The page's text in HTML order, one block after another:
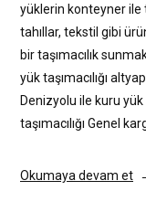
yüklerin konteyner ile
tahıllar, tekstil gibi
bir taşımacılık
yük taşımacılığı
Denizyolu ile kuru yük
taşımacılığı Genel
Okumaya devam et